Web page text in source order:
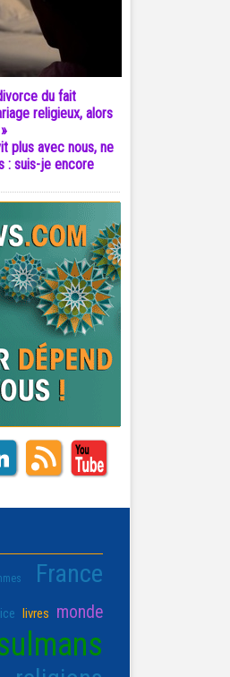
du fait
religieux, alors
plus avec nous, ne
: suis-je encore
France
livres monde